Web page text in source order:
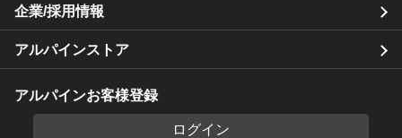
企業/採用情報
アルパインストア
アルパインお客様登録
ログイン